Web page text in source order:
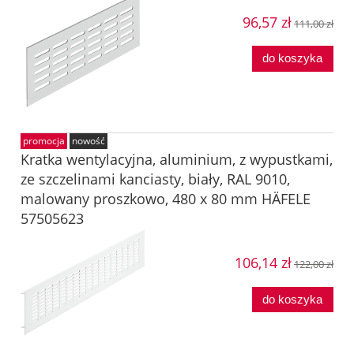
96,57 zł111,00 zł
do koszyka
Kratka wentylacyjna, aluminium, z wypustkami,
ze szczelinami kanciasty, biały, RAL 9010,
malowany proszkowo, 480 x 80 mm HÄFELE
57505623
106,14 zł122,00 zł
do koszyka
promocja nowość